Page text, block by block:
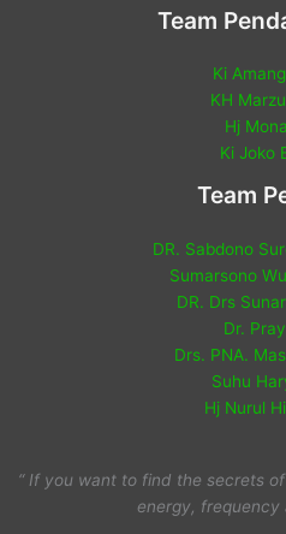
Team
Ki
KH
Hj
Ki Joko
Team
DR. Sabdono
Sumarsono
DR. Drs
Dr.
Drs. PNA.
Suhu
Hj Nurul
“ If you want to find the secrets
energy, frequency